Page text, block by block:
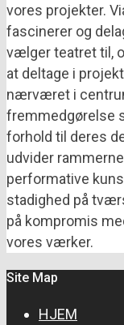
vores projekter.
fascinerer og
vælger teatret til,
at deltage i
nærværet i
fremmedgørelse
forhold til deres
udvider
performative
stadighed på
på kompromis
vores værker.
Site Map
HJEM